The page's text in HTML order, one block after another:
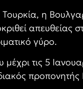
Τουρκία, η
απευθείας
γύρο.
τις 5
προπονητής